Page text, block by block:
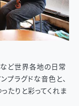
など世界各地の日常
プラグドな音色と、
たりと彩ってくれま